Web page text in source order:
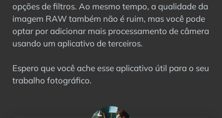
opções de filtros. Ao mesmo tempo, a qualidade da
imagem RAW também não é ruim, mas você pode
optar por adicionar mais processamento de câmera
usando um aplicativo de terceiros.
Espero que você ache esse aplicativo útil para o seu
trabalho fotográfico.